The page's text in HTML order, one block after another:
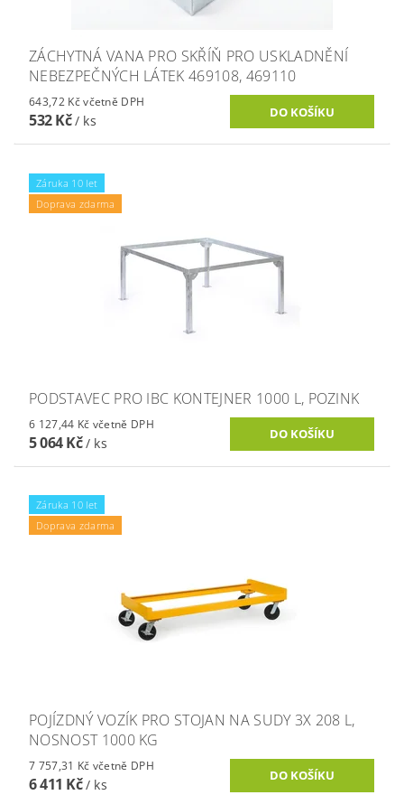
ZÁCHYTNÁ VANA PRO SKŘÍŇ PRO USKLADNĚNÍ
NEBEZPEČNÝCH LÁTEK 469108, 469110
643,72 Kč včetně DPH
532 Kč/ ks
Záruka 10 let
Doprava zdarma
PODSTAVEC PRO IBC KONTEJNER 1000 L, POZINK
6 127,44 Kč včetně DPH
5 064 Kč/ ks
Záruka 10 let
Doprava zdarma
POJÍZDNÝ VOZÍK PRO STOJAN NA SUDY 3X 208 L,
NOSNOST 1000 KG
7 757,31 Kč včetně DPH
6 411 Kč/ ks